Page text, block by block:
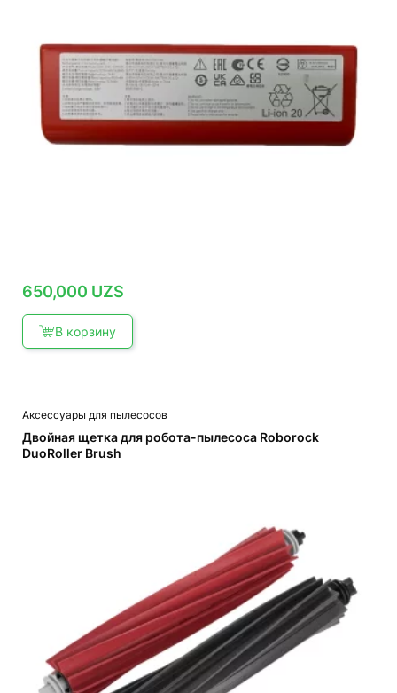
650,000 UZS
В корзину
Аксессуары для пылесосов
Двойная щетка для робота-пылесоса Roborock
DuoRoller Brush